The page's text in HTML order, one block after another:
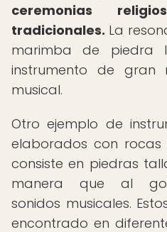
ceremonias
tradicionales. La
marimba de piedra
instrumento de gran
musical.
Otro ejemplo de
elaborados con rocas
consiste en piedras
manera que al
sonidos musicales.
encontrado en